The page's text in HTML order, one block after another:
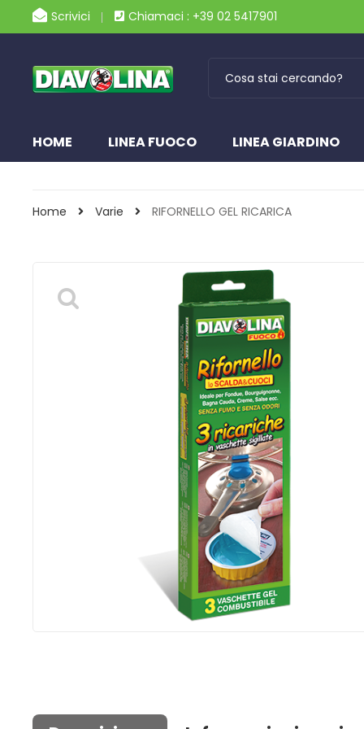
Scrivici Chiamaci : +39 02 5417901
HOME LINEA FUOCO LINEA GIARDINO
Home Varie RIFORNELLO GEL RICARICA